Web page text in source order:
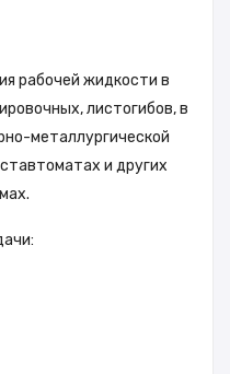
рабочей жидкости в
листогибов, в
металлургической
и других